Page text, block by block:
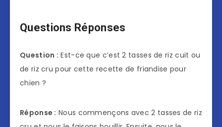
Questions Réponses
Question : Est-ce que c’est 2 tasses de riz cuit ou
de riz cru pour cette recette de friandise pour
chien ?
Réponse : Nous commençons avec 2 tasses de riz